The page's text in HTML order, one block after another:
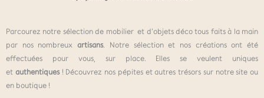
Parcourez notre sélection de mobilier et d’objets déco tous faits à la main
par nos nombreuxartisans. Notre sélection et nos créations ont été
effectuées pour vous, sur place. Elles se veulent uniques
et authentiques! Découvrez nos pépites et autres trésors sur notre site ou
en boutique !